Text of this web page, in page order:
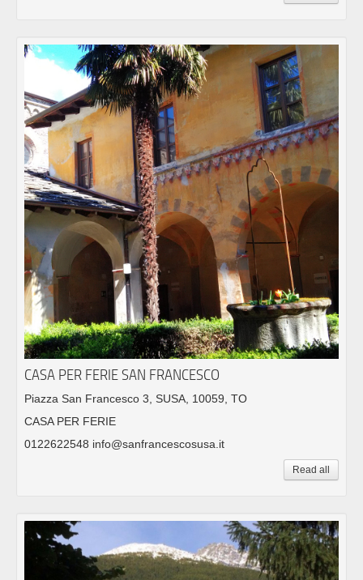
CASA PER FERIE SAN FRANCESCO
Piazza San Francesco 3, SUSA, 10059, TO
CASA PER FERIE
0122622548 info@sanfrancescosusa.it
Read all